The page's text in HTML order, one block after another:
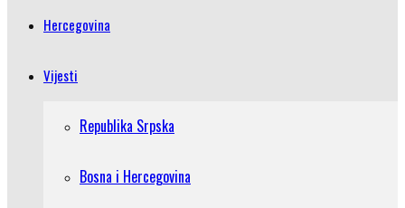
Hercegovina
Vijesti
Republika Srpska
Bosna i Hercegovina